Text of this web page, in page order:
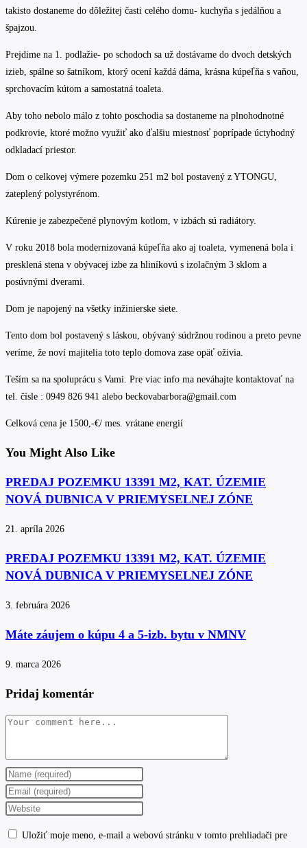
takisto dostaneme do dôležitej časti celého domu- kuchyňa s jedálňou a
špajzou.
Prejdime na 1. podlažie- po schodoch sa už dostávame do dvoch detských
izieb, spálne so šatníkom, ktorý ocení každá dáma, krásna kúpeľňa s vaňou,
sprchovacím kútom a samostatná toaleta.
Aby toho nebolo málo z tohto poschodia sa dostaneme na plnohodnotné
podkrovie, ktoré možno využiť ako ďalšiu miestnosť poprípade úctyhodný
odkladací priestor.
Dom o celkovej výmere pozemku 251 m2 bol postavený z YTONGU,
zateplený polystyrénom.
Kúrenie je zabezpečené plynovým kotlom, v izbách sú radiátory.
V roku 2018 bola modernizovaná kúpeľňa ako aj toaleta, vymenená bola i
presklená stena v obývacej izbe za hliníkovú s izolačným 3 sklom a
posúvnými dverami.
Dom je napojený na všetky inžinierske siete.
Tento dom bol postavený s láskou, obývaný súdržnou rodinou a preto pevne
veríme, že noví majitelia toto teplo domova zase opäť oživia.
Teším sa na spoluprácu s Vami. Pre viac info ma neváhajte kontaktovať na
tel. čísle : 0949 826 941 alebo beckovabarbora@gmail.com
Celková cena je 1500,-€/ mes. vrátane energií
You Might Also Like
PREDAJ POZEMKU 13391 M2, KAT. ÚZEMIE
NOVÁ DUBNICA V PRIEMYSELNEJ ZÓNE
21. apríla 2026
PREDAJ POZEMKU 13391 M2, KAT. ÚZEMIE
NOVÁ DUBNICA V PRIEMYSELNEJ ZÓNE
3. februára 2026
Máte záujem o kúpu 4 a 5-izb. bytu v NMNV
9. marca 2026
Pridaj komentár
Comment
Enter
your
name
Enter
your
Enter
Uložiť moje meno, e-mail a webovú stránku v tomto prehliadači pre